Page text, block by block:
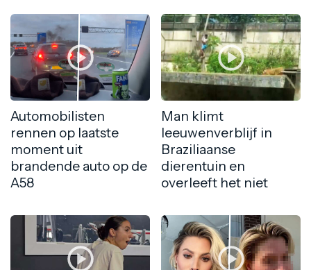
Automobilisten
rennen op laatste
moment uit
brandende auto op de
A58
Man klimt
leeuwenverblijf in
Braziliaanse
dierentuin en
overleeft het niet